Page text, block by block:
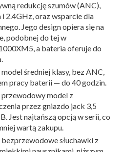
redukcję szumów (ANC),
i 2.4GHz, oraz wsparcie dla
Jego design opiera się na
podobnej do tej w
a bateria oferuje do
model średniej klasy, bez ANC,
pracy baterii — do 40 godzin.
przewodowy model z
przez gniazdo jack 3,5
Jest najtańszą opcją w serii, co
wartą zakupu.
bezprzewodowe słuchawki z